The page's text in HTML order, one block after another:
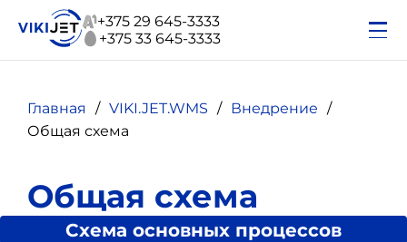
+375 29 645-3333
+375 33 645-3333
Главная VIKI.JET.WMS
Внедрение
Общая схема
Общая схема
Схема основных процессов